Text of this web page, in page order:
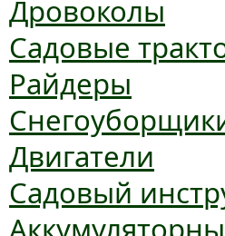
Дровоколы
Садовые
Райдеры
Двигатели
Садовый